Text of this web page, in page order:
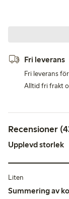
Fri leverans
Fri leverans
Alltid fri frakt
Recensioner
Upplevd storlek
Liten
Summering av